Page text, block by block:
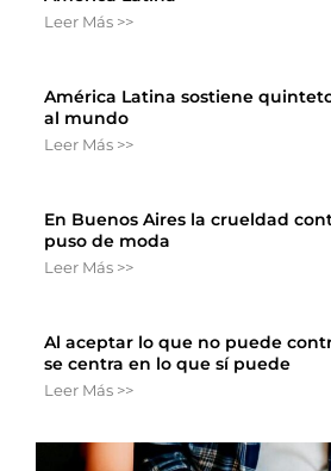
Leer Más >>
América Latina sostiene
al mundo
Leer Más >>
En Buenos Aires la crueldad
puso de moda
Leer Más >>
Al aceptar lo que no puede
se centra en lo que sí puede
Leer Más >>